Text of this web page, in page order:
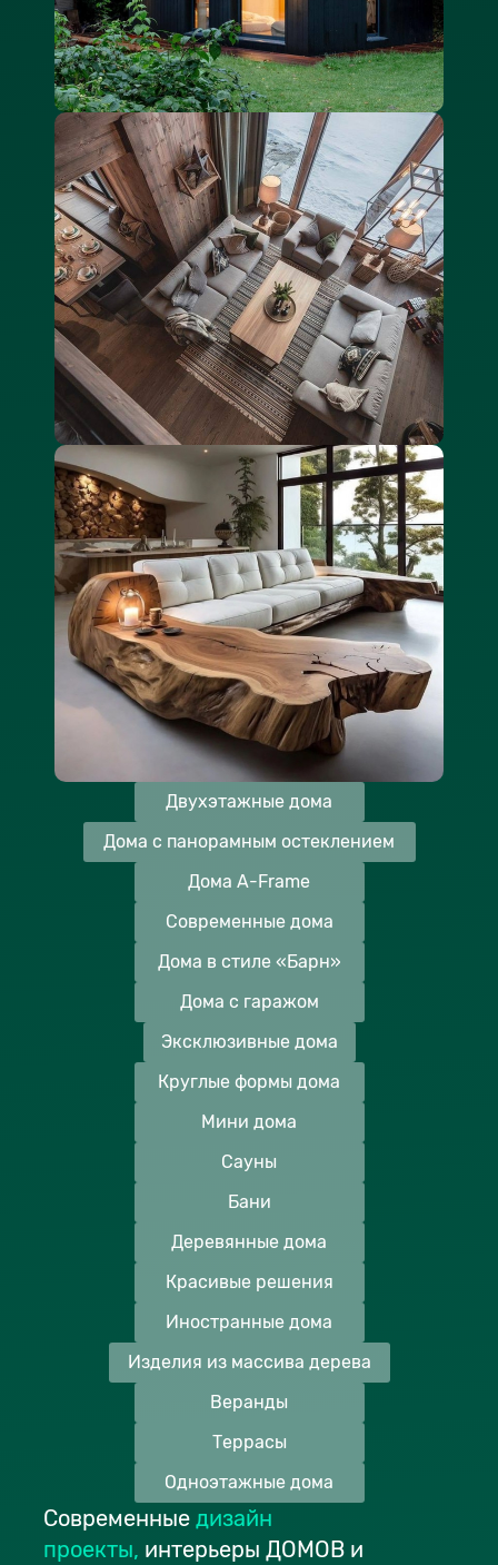
Двухэтажные дома
Дома с панорамным остеклением
Дома A-Frame
Современные дома
Дома в стиле «Барн»
Дома с гаражом
Эксклюзивные дома
Круглые формы дома
Мини дома
Сауны
Бани
Деревянные дома
Красивые решения
Иностранные дома
Изделия из массива дерева
Веранды
Террасы
Одноэтажные дома
Современные дизайн
проекты, интерьеры ДОМОВ и